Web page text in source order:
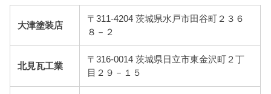
大津塗装店
〒311-4204 茨城県水戸市田谷町２３６
８－２
北見瓦工業
〒316-0014 茨城県日立市東金沢町２丁
目２９－１５